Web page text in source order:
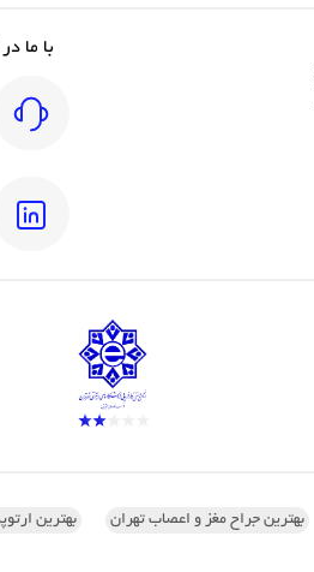
با ما
بهترین جراح مغز و اعصاب تهران بهترین